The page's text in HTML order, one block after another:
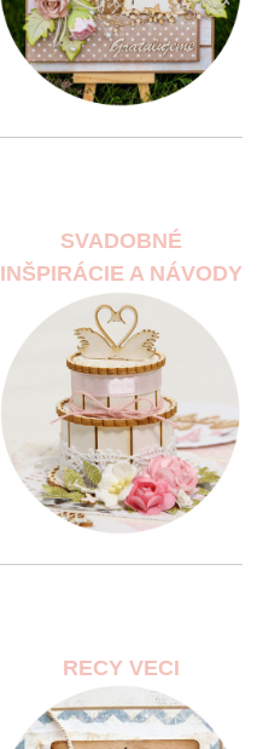
SVADOBNÉ
INŠPIRÁCIE A NÁVODY
RECY VECI